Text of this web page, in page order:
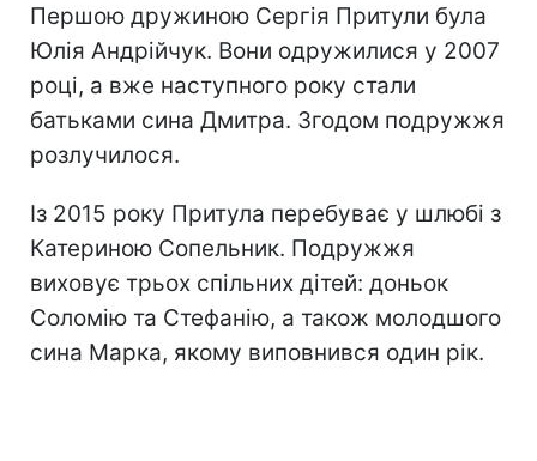
Першою дружиною Сергія Притули була
Юлія Андрійчук. Вони одружилися у 2007
році, а вже наступного року стали
батьками сина Дмитра. Згодом подружжя
розлучилося.
Із 2015 року Притула перебуває у шлюбі з
Катериною Сопельник. Подружжя
виховує трьох спільних дітей: доньок
Соломію та Стефанію, а також молодшого
сина Марка, якому виповнився один рік.